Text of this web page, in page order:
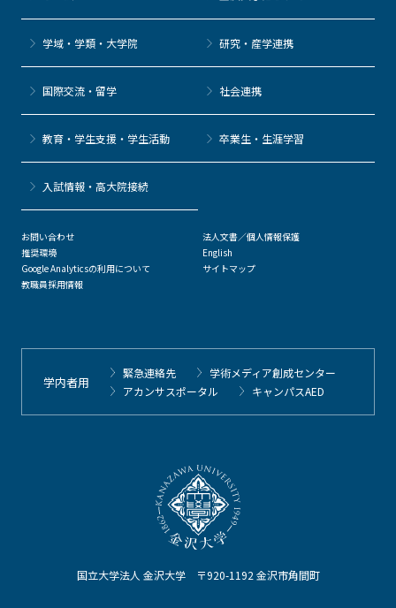
国立大学法人 金沢大学 〒920-1192 金沢市角間町
学域・学類・大学院 研究・産学連携
国際交流・留学 社会連携
教育・学生支援・学生活動 卒業生・生涯学習
⼊試情報・高大院接続
お問い合わせ
推奨環境
Google Analyticsの利用について
教職員採用情報
法人文書／個人情報保護
English
サイトマップ
学内者用
緊急連絡先
学術メディア創成センター
アカンサスポータル
キャンパスAED